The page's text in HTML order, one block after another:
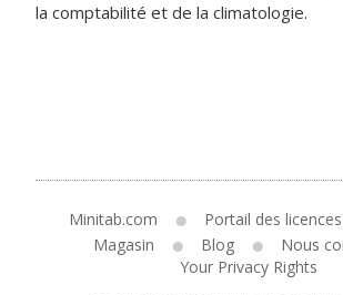
la comptabilité et de la climatologie.
Minitab.com
Portail des
Magasin
Blog
Nous
Your Privacy Rights